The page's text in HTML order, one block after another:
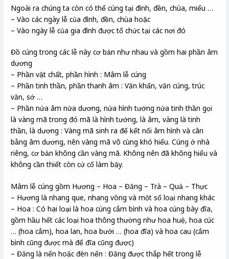
Ngoài ra chúng ta còn có thể cúng tại đình, đền, chùa, miếu …
– Vào các ngày lễ của đình, đền, chùa hoặc
– Vào ngày lễ của gia đình được tổ chức tại các nơi đó
Đồ cúng trong các lễ này cơ bản như nhau và gồm hai phần âm
dương
– Phần vật chất, phần hình : Mâm lễ cúng
– Phần tinh thần, phần thanh âm : Văn khấn, văn cúng, trúc
văn, sớ …
– Phần nửa âm nửa dương, nửa hình tướng nửa tinh thần gọi
là vàng mã trong đó mã là hình tướng, là âm, vàng là tinh
thần, là dương : Vàng mã sinh ra để kết nối âm hình và cân
bằng âm dương, nên vàng mã vô cùng khó hiểu. Cúng ở nhà
riêng, cơ bản không cần vàng mã. Không nên đã không hiểu và
không cần thiết còn cứ cố làm bậy.
Mâm lễ cúng gồm Hương – Hoa – Đăng – Trà – Quả – Thực
– Hương là nhang que, nhang vòng và một số loại nhang khác
– Hoa : Có hai loại là hoa cúng cắm bình và hoa cúng bày đĩa,
gồm hầu hết các loại hoa thông thường như hoa huệ, hoa cúc
… (hoa cắm), hoa lan, hoa bưởi … (hoa đĩa) và hoa cau (cắm
bình cũng được mà để đĩa cũng được)
– Đăng là nến hoặc đèn nến : Đăng được thắp hết trong lễ